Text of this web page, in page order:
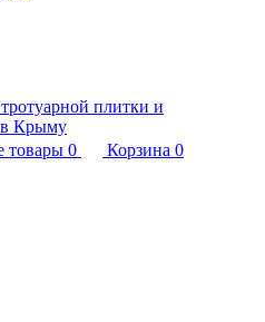
товары 0 Корзина 0